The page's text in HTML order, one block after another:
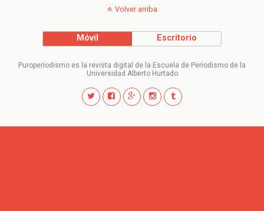
Volver arriba
Móvil Escritorio
Puroperiodismo es la revista digital de la Escuela de Periodismo de la
Universidad Alberto Hurtado